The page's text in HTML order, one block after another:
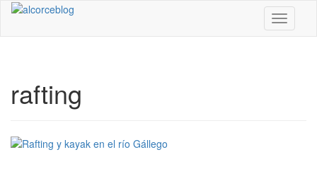
Toggle
rafting